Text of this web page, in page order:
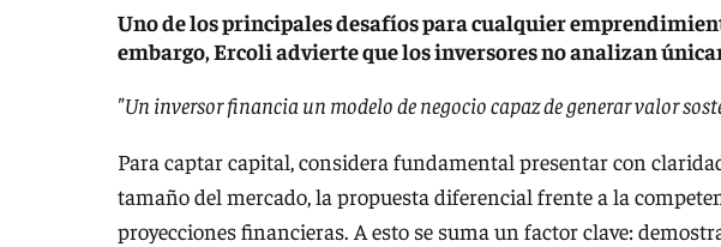
Uno de los principales desafíos para cualquier
embargo, Ercoli advierte que los inversores no analizan
"Un inversor financia un modelo de negocio capaz de generar valor
Para captar capital, considera fundamental presentar con
tamaño del mercado, la propuesta diferencial frente a la
proyecciones financieras. A esto se suma un factor clave: